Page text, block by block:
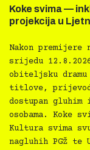
Koke svima —
projekcija u
Nakon
srijedu
obiteljsku
titlove,
dostupan
osobama. Koke
Kultura svima
nagluhih PGŽ te